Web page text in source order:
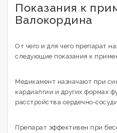
Показания к
Валокордина
От чего и для чего препарат
следующие показания к
Медикамент назначают при
кардиалгии и других формах
расстройства сердечно-
Препарат эффективен при